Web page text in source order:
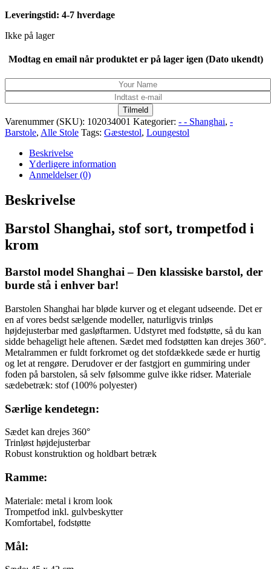
Leveringstid: 4-7 hverdage
Ikke på lager
Modtag en email når produktet er på lager igen (Dato ukendt)
Tilmeld
Varenummer (SKU): 102034001 Kategorier: - - Shanghai, -
Barstole, Alle Stole Tags: Gæstestol, Loungestol
Beskrivelse
Yderligere information
Anmeldelser (0)
Beskrivelse
Barstol Shanghai, stof sort, trompetfod i
krom
Barstol model Shanghai – Den klassiske barstol, der
burde stå i enhver bar!
Barstolen Shanghai har bløde kurver og et elegant udseende. Det er
en af vores bedst sælgende modeller, naturligvis trinløs
højdejusterbar med gasløftarmen. Udstyret med fodstøtte, så du kan
sidde behageligt hele aftenen. Sædet med fodstøtten kan drejes 360°.
Metalrammen er fuldt forkromet og det stofdækkede sæde er hurtig
og let at rengøre. Derudover er der fastgjort en gummiring under
foden på barstolen, så selv følsomme gulve ikke ridser. Materiale
sædebetræk: stof (100% polyester)
Særlige kendetegn:
Sædet kan drejes 360°
Trinløst højdejusterbar
Robust konstruktion og holdbart betræk
Ramme:
Materiale: metal i krom look
Trompetfod inkl. gulvbeskytter
Komfortabel, fodstøtte
Mål: